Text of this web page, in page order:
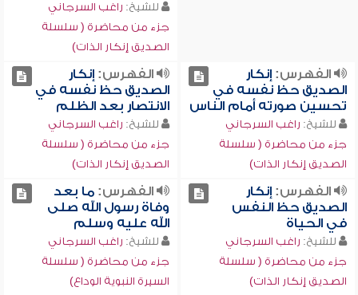
للشيخ: راغب السرجاني
جزء من محاضرة ( سلسلة
الصديق إنكار الذات)
الفهرس:إنكار
الصديق حظ نفسه في
تحسين صورته أمام الناس
للشيخ: راغب السرجاني
جزء من محاضرة ( سلسلة
الصديق إنكار الذات)
الفهرس:إنكار
الصديق حظ نفسه في
الانتصار بعد الظلم
للشيخ: راغب السرجاني
جزء من محاضرة ( سلسلة
الصديق إنكار الذات)
الفهرس:إنكار
الصديق حظ النفس
في الحياة
للشيخ: راغب السرجاني
جزء من محاضرة ( سلسلة
الصديق إنكار الذات)
الفهرس:ما بعد
وفاة رسول الله صلى
الله عليه وسلم
للشيخ: راغب السرجاني
جزء من محاضرة ( سلسلة
السيرة النبوية الوداع)